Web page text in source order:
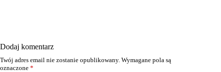
Dodaj komentarz
Twój adres email nie zostanie opublikowany. Wymagane pola są
oznaczone *